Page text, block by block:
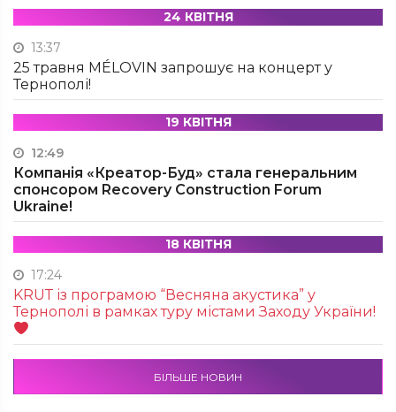
24 КВІТНЯ
13:37
25 травня MÉLOVIN запрошує на концерт у
Тернополі!
19 КВІТНЯ
12:49
Компанія «Креатор-Буд» стала генеральним
спонсором Recovery Construction Forum
Ukraine!
18 КВІТНЯ
17:24
KRUТ із програмою “Весняна акустика” у
Тернополі в рамках туру містами Заходу України!
БІЛЬШЕ НОВИН